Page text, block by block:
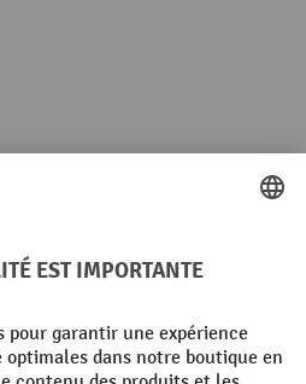
Mentions légales